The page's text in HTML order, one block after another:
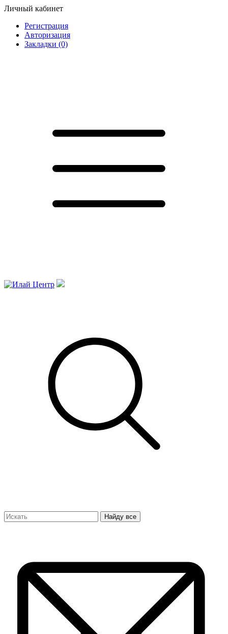
Личный кабинет
Регистрация
Авторизация
Закладки (0)
Найду все